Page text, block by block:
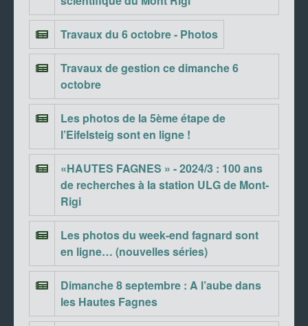
Travaux du 6 octobre - Photos
Travaux de gestion ce dimanche 6
octobre
Les photos de la 5ème étape de
l’Eifelsteig sont en ligne !
«HAUTES FAGNES » - 2024/3 : 100 ans
de recherches à la station ULG de Mont-
Rigi
Les photos du week-end fagnard sont
en ligne… (nouvelles séries)
Dimanche 8 septembre : A l’aube dans
les Hautes Fagnes